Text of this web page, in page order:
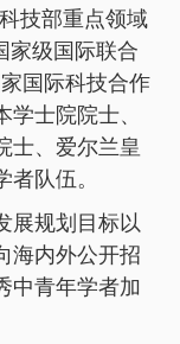
技部重点领域
家级国际联合
国际科技合作
士院院士、
士、爱尔兰皇
队伍。
展规划目标以
海内外公开招
中青年学者加